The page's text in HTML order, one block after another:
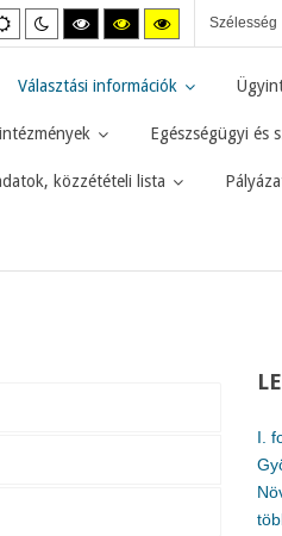
Alapértelmezett
mód
Éjszakai
mód
Magas
kontraszt
mód.
Magas
kontraszt
mód.
Magas
kontraszt
mód.
Szélesség
Választási információk
Egészségügyi és
közzétételi lista
I.